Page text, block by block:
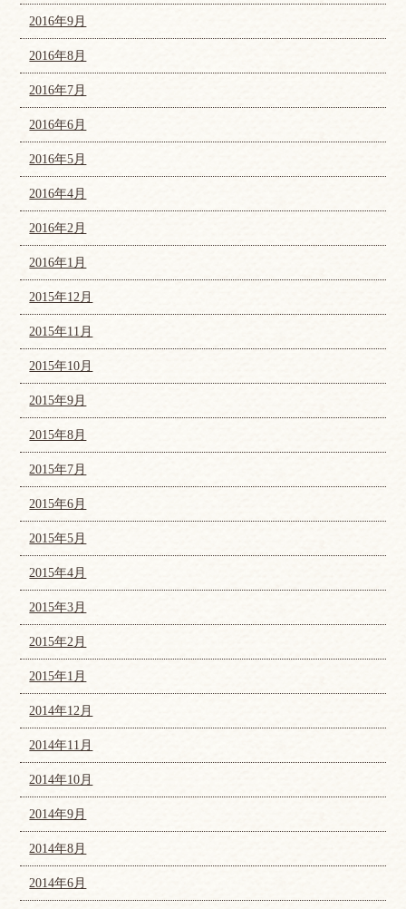
2016年9月
2016年8月
2016年7月
2016年6月
2016年5月
2016年4月
2016年2月
2016年1月
2015年12月
2015年11月
2015年10月
2015年9月
2015年8月
2015年7月
2015年6月
2015年5月
2015年4月
2015年3月
2015年2月
2015年1月
2014年12月
2014年11月
2014年10月
2014年9月
2014年8月
2014年6月